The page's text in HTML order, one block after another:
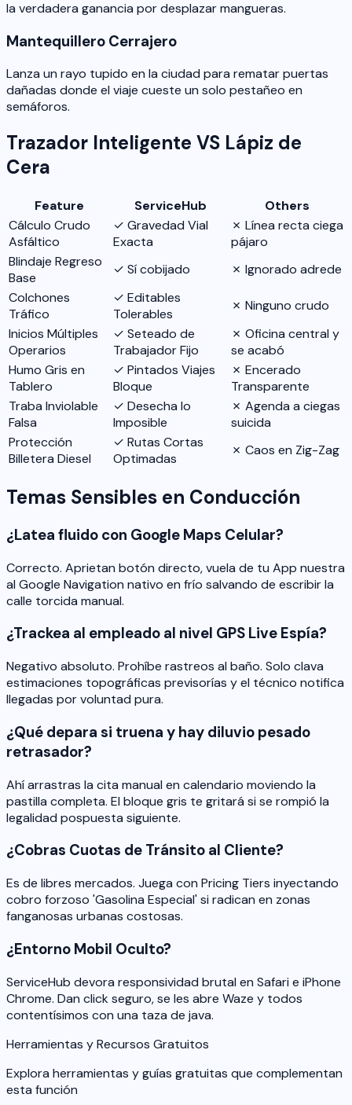
la verdadera ganancia por desplazar mangueras.
Mantequillero Cerrajero
Lanza un rayo tupido en la ciudad para rematar puertas
dañadas donde el viaje cueste un solo pestañeo en
semáforos.
Trazador Inteligente VS Lápiz de
Cera
Feature ServiceHub
Others
Cálculo Crudo
Asfáltico
✓ Gravedad Vial
Exacta
✗ Línea recta ciega
pájaro
Blindaje Regreso
Base
✓ Sí cobijado
✗ Ignorado adrede
Colchones
Tráfico
✓ Editables
Tolerables
✗ Ninguno crudo
Inicios Múltiples
Operarios
✓ Seteado de
Trabajador Fijo
✗ Oficina central y
se acabó
Humo Gris en
Tablero
✓ Pintados Viajes
Bloque
✗ Encerado
Transparente
Traba Inviolable
Falsa
✓ Desecha lo
Imposible
✗ Agenda a ciegas
suicida
Protección
Billetera Diesel
✓ Rutas Cortas
Optimadas
✗ Caos en Zig-Zag
Temas Sensibles en Conducción
¿Latea fluido con Google Maps Celular?
Correcto. Aprietan botón directo, vuela de tu App nuestra
al Google Navigation nativo en frío salvando de escribir la
calle torcida manual.
¿Trackea al empleado al nivel GPS Live Espía?
Negativo absoluto. Prohíbe rastreos al baño. Solo clava
estimaciones topográficas previsorías y el técnico notifica
llegadas por voluntad pura.
¿Qué depara si truena y hay diluvio pesado
retrasador?
Ahí arrastras la cita manual en calendario moviendo la
pastilla completa. El bloque gris te gritará si se rompió la
legalidad pospuesta siguiente.
¿Cobras Cuotas de Tránsito al Cliente?
Es de libres mercados. Juega con Pricing Tiers inyectando
cobro forzoso 'Gasolina Especial' si radican en zonas
fanganosas urbanas costosas.
¿Entorno Mobil Oculto?
ServiceHub devora responsividad brutal en Safari e iPhone
Chrome. Dan click seguro, se les abre Waze y todos
contentísimos con una taza de java.
Herramientas y Recursos Gratuitos
Explora herramientas y guías gratuitas que complementan
esta función